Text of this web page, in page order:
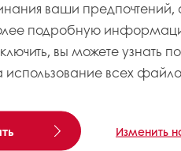
и
ваши предпочтений,
подробную
вы можете узнать по
использование всех
Изменить